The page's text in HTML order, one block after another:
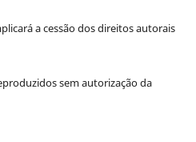
a cessão dos direitos autorais
sem autorização da